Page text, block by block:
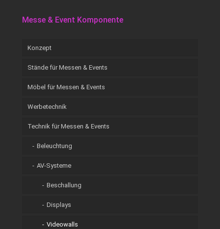
Messe & Event Komponente
Konzept
Stände für Messen & Events
Möbel für Messen & Events
Werbetechnik
Technik für Messen & Events
Beleuchtung
AV-Systeme
Beschallung
Displays
Videowalls